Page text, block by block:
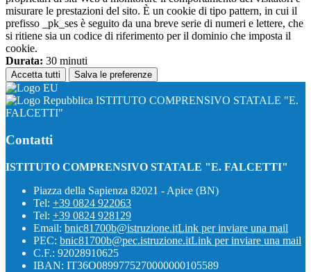
misurare le prestazioni del sito. È un cookie di tipo pattern, in cui il
prefisso _pk_ses è seguito da una breve serie di numeri e lettere, che
si ritiene sia un codice di riferimento per il dominio che imposta il
cookie.
Durata: 30 minuti
Accetta tutti Salva le preferenze
ISTITUTO COMPRENSIVO STATALE "E.
FALCETTI"
Contatti
ISTITUTO COMPRENSIVO STATALE "E. FALCETTI"
Piazza della Sapienza 82021 - Apice (BN)
Tel: +39 0824 922063
Tel: +39 0824 928129
Email: bnic81700b@istruzione.itLink per inviare una mail
PEC: bnic81700b@pec.istruzione.itLink per inviare una mail
C.F.: 92028910625
IBAN: IT36O0899775270000000105589